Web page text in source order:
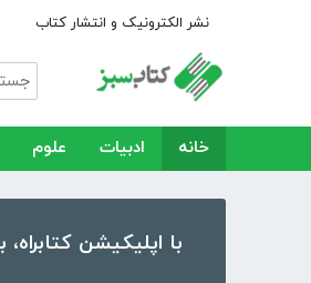
نشر الکترونیک و انتشار کتاب
خانه ادبیات علوم
با اپلیکیشن کتابراه، بیش از ۵۰،۰۰۰ کتاب، کتاب صوتی و رمان را در موبایل